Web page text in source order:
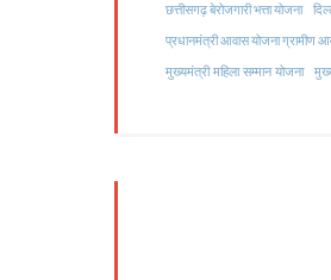
छत्तीसगढ़ बेरोजगारी भत्ता योजना
प्रधानमंत्री आवास योजना ग्रामीण
मुख्यमंत्री महिला सम्मान योजना